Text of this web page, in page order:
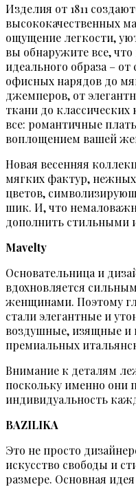
Изделия от 1811
высококачественных
ощущение легкости,
вы обнаружите все,
идеального образа –
офисных нарядов до
джемперов, от
ткани до
все: романтичные
воплощением вашей
Новая весенняя
мягких фактур,
цветов,
шик. И, что
дополнить стильными
Mavelty
Основательница и
вдохновляется
женщинами. Поэтому
стали элегантные и
воздушные, изящные и
премиальных
Внимание к деталям
поскольку именно они
индивидуальность
BAZILIKA
Это не просто
искусство свободы и
размере. Основная